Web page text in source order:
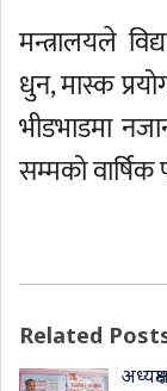
मन्त्रालयले
धुन, मास्क
भीडभाडमा
सम्मको
Related